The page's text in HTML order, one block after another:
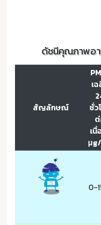
ดัชนีคุณภาพอา
สัญลักษณ์
PM
เ
ชั่ว
เนื่
0-